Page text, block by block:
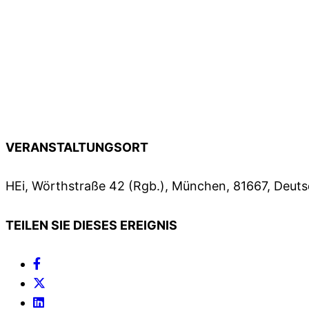
VERANSTALTUNGSORT
HEi, Wörthstraße 42 (Rgb.), München, 81667,
TEILEN SIE DIESES EREIGNIS